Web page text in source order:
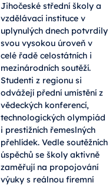
Jihočeské střední školy a
vzdělávací instituce v
uplynulých dnech potvrdily
svou vysokou úroveň v
celé řadě celostátních i
mezinárodních soutěží.
Studenti z regionu si
odvážejí přední umístění z
vědeckých konferencí,
technologických olympiád
i prestižních řemeslných
přehlídek. Vedle soutěžních
úspěchů se školy aktivně
zaměřují na propojování
výuky s reálnou firemní